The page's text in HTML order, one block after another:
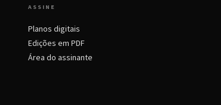
ASSINE
Planos digitais
Edições em PDF
Área do assinante